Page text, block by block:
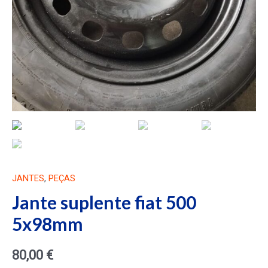
JANTES, PEÇAS
Jante suplente fiat 500
5x98mm
80,00 €